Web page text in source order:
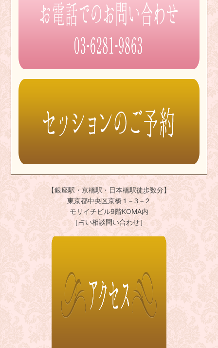
【銀座駅・京橋駅・日本橋駅徒歩数分】
東京都中央区京橋１−３−２
モリイチビル9階KOMA内
［占い相談問い合わせ］